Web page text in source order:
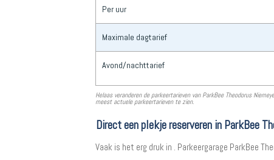
Per uur
Maximale dagtarief
Avond/nachttarief
Helaas veranderen de parkeertarieven van ParkBee Theodorus
meest actuele parkeertarieven te zien.
Direct een plekje reserveren in ParkBee
Vaak is het erg druk in . Parkeergarage ParkBee